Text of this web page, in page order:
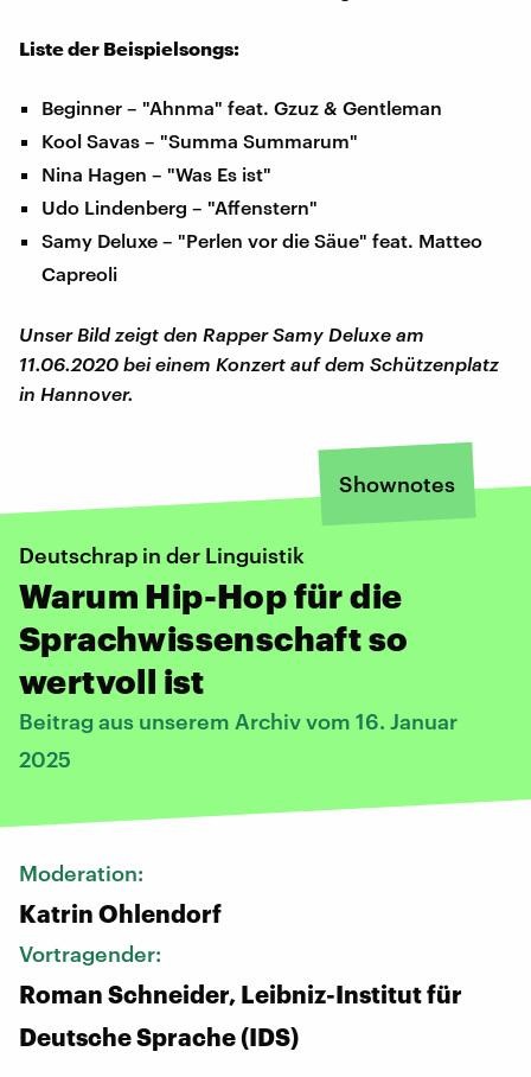
Liste der Beispielsongs:
Beginner – "Ahnma" feat. Gzuz & Gentleman
Kool Savas – "Summa Summarum"
Nina Hagen – "Was Es ist"
Udo Lindenberg – "Affenstern"
Samy Deluxe – "Perlen vor die Säue" feat. Matteo
Capreoli
Unser Bild zeigt den Rapper Samy Deluxe am
11.06.2020 bei einem Konzert auf dem Schützenplatz
in Hannover.
Shownotes
Deutschrap in der Linguistik
Warum Hip-Hop für die
Sprachwissenschaft so
wertvoll ist
Beitrag aus unserem Archiv vom 16. Januar
2025
Moderation:
Katrin Ohlendorf
Vortragender:
Roman Schneider, Leibniz-Institut für
Deutsche Sprache (IDS)